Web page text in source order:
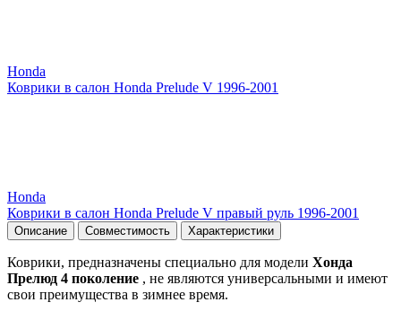
Honda
Коврики в салон Honda Prelude V 1996-2001
Honda
Коврики в салон Honda Prelude V правый руль 1996-2001
Описание Совместимость Характеристики
Коврики, предназначены специально для модели Хонда
Прелюд 4 поколение , не являются универсальными и имеют
свои преимущества в зимнее время.